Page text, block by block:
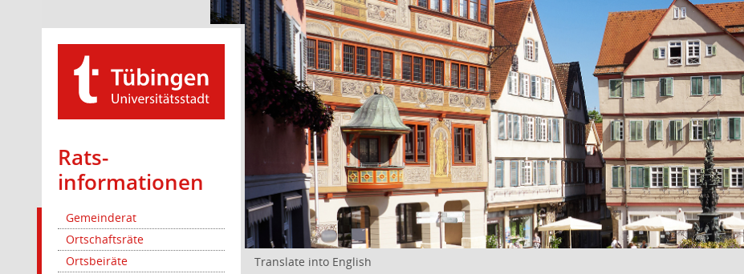
Rats­
informationen
Gemeinderat
Ortschaftsräte
Ortsbeiräte
Translate into English